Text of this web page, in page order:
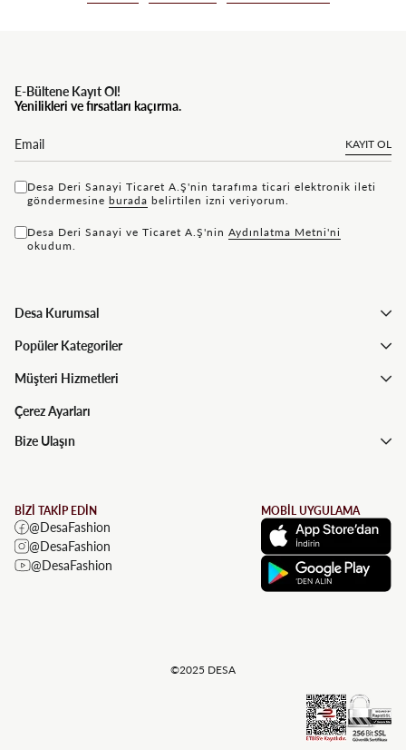
E-Bültene Kayıt Ol!
Yenilikleri ve fırsatları kaçırma.
KAYIT OL
Desa Deri Sanayi Ticaret A.Ş'nin tarafıma ticari elektronik ileti
göndermesine bu rada belirtilen izni veriyorum.
Desa Deri Sanayi ve Ticaret A.Ş'nin Aydınlatma Metni'ni
okudum.
Desa Kurumsal
Popüler Kategoriler
Müşteri Hizmetleri
Çerez Ayarları
Bize Ulaşın
BİZİ TAKİP EDİN
@DesaFashion
@DesaFashion
@DesaFashion
MOBİL UYGULAMA
©2025 DESA